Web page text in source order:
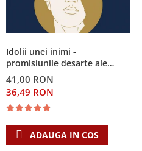
Idolii unei inimi -
promisiunile desarte ale
banilor, sexului si puterii si
Singura Nadejde care
conteaza
41,00 RON
36,49 RON
ADAUGA IN COS